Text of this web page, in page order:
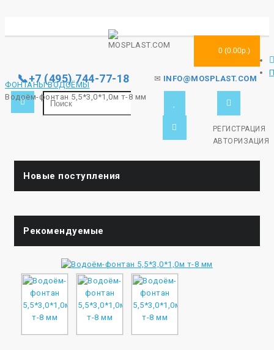
📞+7 (495) 744-77-18 ✉ INFO@MOSPLAST.COM
РЕГИСТРАЦИЯ
АВТОРИЗАЦИЯ
0 (0.00р.)
ФОНТАНЫ ВОДОЁМЫ
Водоём-фонтан 5,5*3,0*1,0м т-8 мм
Новые поступления
Рекомендуемые